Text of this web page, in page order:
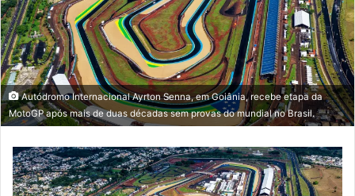
Autódromo Internacional Ayrton Senna, em Goiânia, recebe etapa da
MotoGP após mais de duas décadas sem provas do mundial no Brasil.